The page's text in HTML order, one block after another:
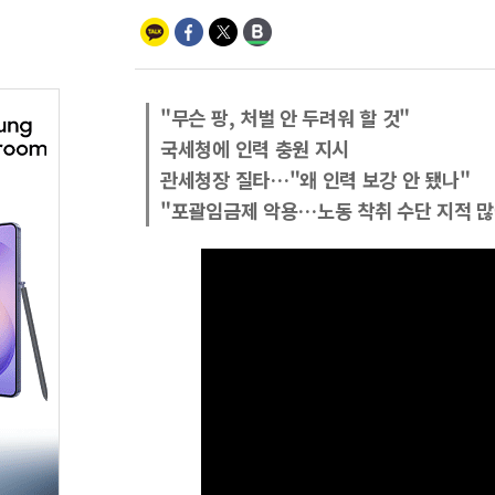
"무슨 팡, 처벌 안 두려워 할 것"
국세청에 인력 충원 지시
관세청장 질타…"왜 인력 보강 안 됐나"
"포괄임금제 악용…노동 착취 수단 지적